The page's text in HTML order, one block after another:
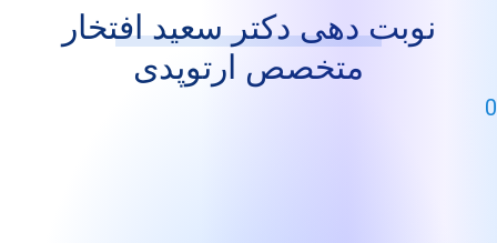
دهی دکتر سعید افتخار
متخصص ارتوپدی